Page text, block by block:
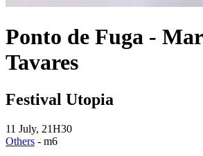
Ponto de Fuga -
Tavares
Festival Utopia
11 July, 21H30
Others - m6